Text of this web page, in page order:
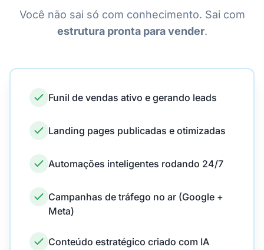
Você não sai só com conhecimento. Sai com
estrutura pronta para vender.
Funil de vendas ativo e gerando leads
Landing pages publicadas e otimizadas
Automações inteligentes rodando 24/7
Campanhas de tráfego no ar (Google +
Meta)
Conteúdo estratégico criado com IA